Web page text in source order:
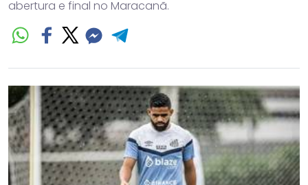
abertura e final no Maracanã.